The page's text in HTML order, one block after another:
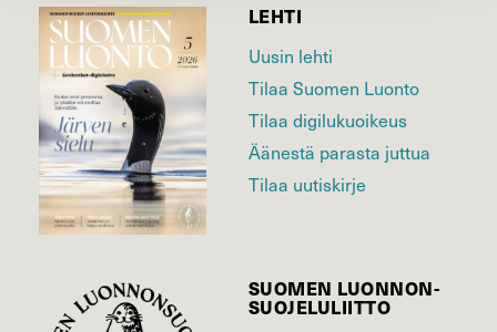
LEHTI
Uusin lehti
Tilaa Suomen Luonto
Tilaa digilukuoikeus
Äänestä parasta juttua
Tilaa uutiskirje
SUOMEN LUONNON­
SUOJELU­LIITTO